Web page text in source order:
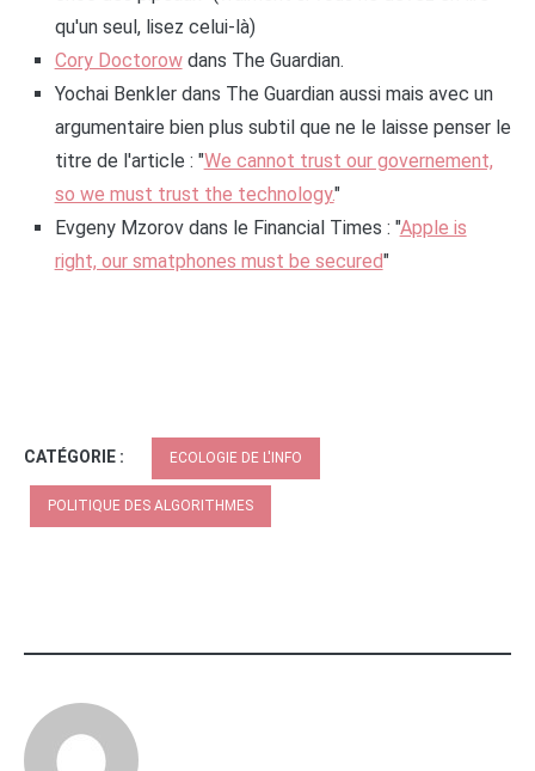
qu'un seul, lisez celui-là)
Cory Doctorowdans The Guardian.
Yochai Benkler dans The Guardian aussi mais avec un
argumentaire bien plus subtil que ne le laisse penser le
titre de l'article : "We cannot trust our governement,
so we must trust the technology."
Evgeny Mzorov dans le Financial Times : "Apple is
right, our smatphones must be secured"
CATÉGORIE : ECOLOGIE DE L'INFO
POLITIQUE DES ALGORITHMES